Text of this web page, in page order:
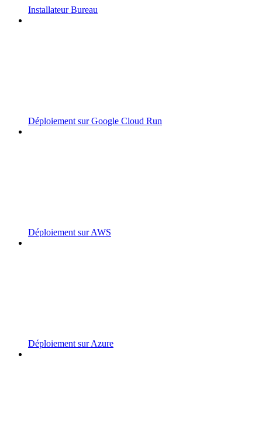
Installateur Bureau
Déploiement sur Google Cloud Run
Déploiement sur AWS
Déploiement sur Azure